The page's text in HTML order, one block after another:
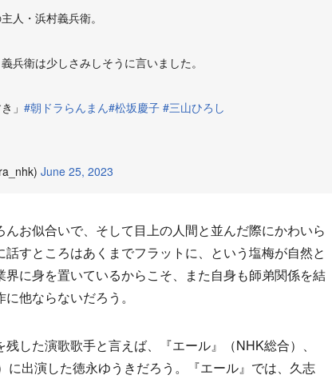
人・浜村義兵衛。
兵衛は少しさみしそうに言いました。
」 #朝ドラらんまん#松坂慶子 #三山ひろし
June 25, 2023
お似合いで、そして目上の人間と並んだ際にかわいら
すところはあくまでフラットに、という塩梅が自然と
に身を置いているからこそ、また自身も師弟関係を結
他ならないだろう。
した演歌歌手と言えば、『エール』（NHK総合）、
に出演した徳永ゆうきだろう。『エール』では、久志